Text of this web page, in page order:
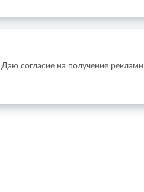
Даю согласие на получение